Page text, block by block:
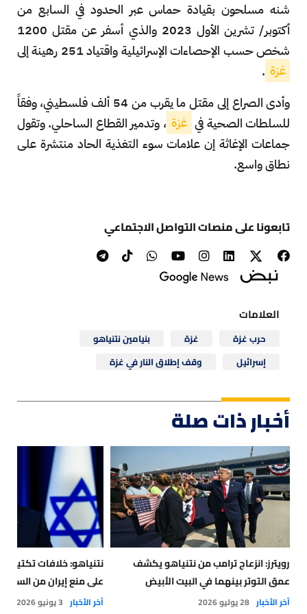
شنه مسلحون بقيادة حماس عبر الحدود في السابع من
أكتوبر/ تشرين الأول 2023 والذي أسفر عن مقتل 1200
شخص حسب الإحصاءات الإسرائيلية واقتياد251 رهينة إلى
غزة .
وأدى الصراع إلى مقتل ما يقرب من 54 ألف فلسطيني، وفقاً
للسلطات الصحية في غزة ، وتدمير القطاع الساحلي. وتقول
جماعات الإغاثة إن علامات سوء التغذية الحاد منتشرة على
نطاق واسع.
تابعونا على منصات التواصل الاجتماعي
العلامات
حرب غزة غزة
بنيامين نتنياهو
إسرائيل
وقف إطلاق النار في غزة
أخبار ذات صلة
رويترز: انزعاج ترامب من نتنياهو يكشف
عمق التوتر بينهما في البيت الأبيض
آخر الأخبار 28 يوليو 2026
نتنياهو: خلافات
على منع إيران من
آخر الأخبار 3 يونيو 2026